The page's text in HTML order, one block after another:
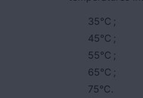
35°C ;
45°C ;
55°C ;
65°C ;
75°C.